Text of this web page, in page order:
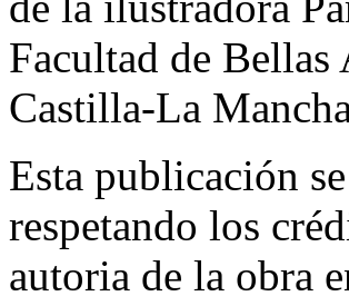
Facultad de Bellas
Castilla-La
Esta publicación
respetando los
autoria de la obra